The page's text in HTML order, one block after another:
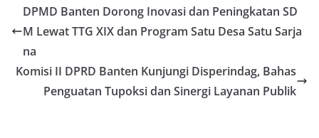
DPMD Banten Dorong Inovasi dan Peningkatan SD
M Lewat TTG XIX dan Program Satu Desa Satu Sarja
na
Komisi II DPRD Banten Kunjungi Disperindag, Bahas
Penguatan Tupoksi dan Sinergi Layanan Publik